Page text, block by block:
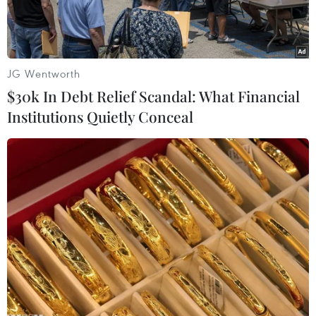
đồng.
Nhiều gian hàng nhu yếu phẩm 0 đồng tại phiên "Chợ Tết công
đoàn" tại Bình Dương. (Ảnh: Huyền Trang/TTXVN)
Ngày 26/1, nhằm chăm lo, hỗ trợ người lao động
có hoàn cảnh khó khăn đón Tết Nguyên đán
JG Wentworth
$30k In Debt Relief Scandal: What Financial
Institutions Quietly Conceal